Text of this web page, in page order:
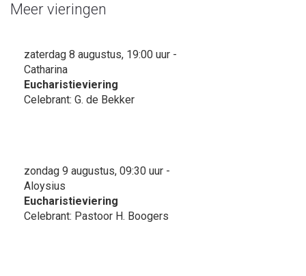
Meer vieringen
zaterdag 8 augustus, 19:00 uur -
Catharina
Eucharistieviering
Celebrant: G. de Bekker
zondag 9 augustus, 09:30 uur -
Aloysius
Eucharistieviering
Celebrant: Pastoor H. Boogers